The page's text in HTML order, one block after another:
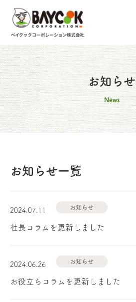
お知らせ
News
お知らせ一覧
2024.07.11 お知らせ
社長コラムを更新しました
2024.06.26 お知らせ
お役立ちコラムを更新しました